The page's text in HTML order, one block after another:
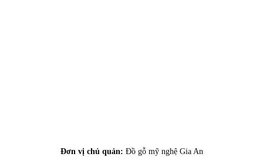
Đơn vị chủ quản: Đồ gỗ mỹ nghệ Gia An